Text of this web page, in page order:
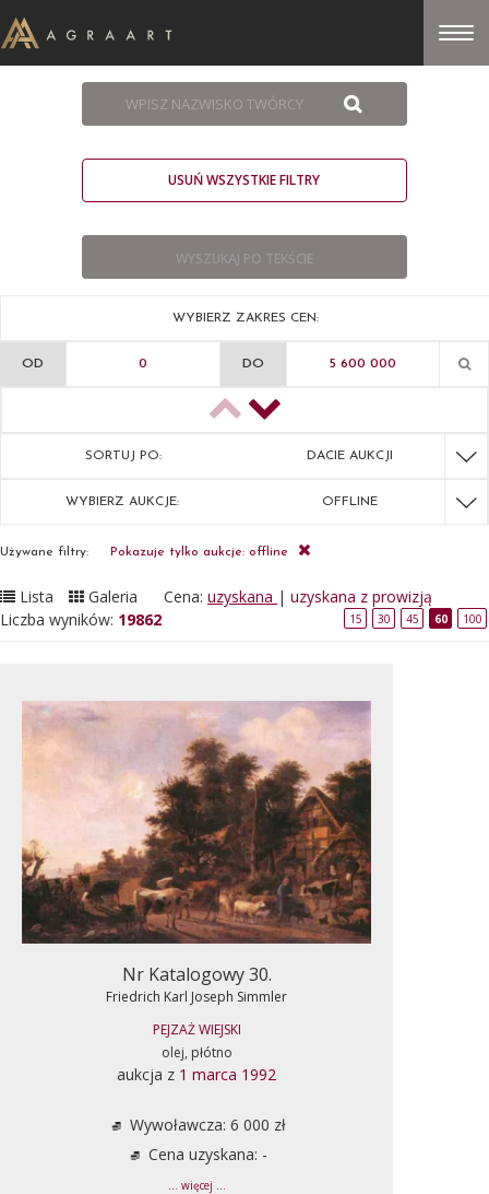
USUŃ WSZYSTKIE FILTRY
WYBIERZ ZAKRES CEN:
OD DO
SORTUJ PO: DACIE AUKCJI
WYBIERZ AUKCJE: OFFLINE
Używane filtry: Pokazuje tylko aukcje: offline
Lista Galeria Cena: uzyskana | uzyskana z prowizją
Liczba wyników: 19862 15 30 45 60 100
Nr Katalogowy 30.
Friedrich Karl Joseph Simmler
PEJZAŻ WIEJSKI
olej, płótno
aukcja z 1 marca 1992
Wywoławcza: 6 000 zł
Cena uzyskana: -
... więcej ...